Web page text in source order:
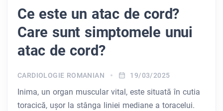
Ce este un atac de cord?
Care sunt simptomele unui
atac de cord?
CARDIOLOGIE ROMANIAN 19/03/2025
Inima, un organ muscular vital, este situată în cutia
toracică, ușor la stânga liniei mediane a toracelui.